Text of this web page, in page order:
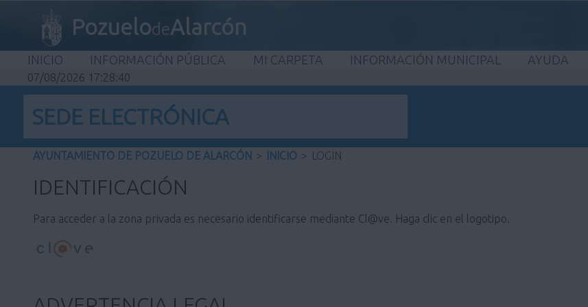
PozuelodeAlarcón
INICIO INFORMACIÓN PÚBLICA MI CARPETA INFORMACIÓN MUNICIPAL AYUDA
07/08/2026 17:28:40
SEDE ELECTRÓNICA
AYUNTAMIENTO DE POZUELO DE ALARCÓN > INICIO > LOGIN
IDENTIFICACIÓN
Para acceder a la zona privada es necesario identificarse mediante Cl@ve. Haga clic en el logotipo.